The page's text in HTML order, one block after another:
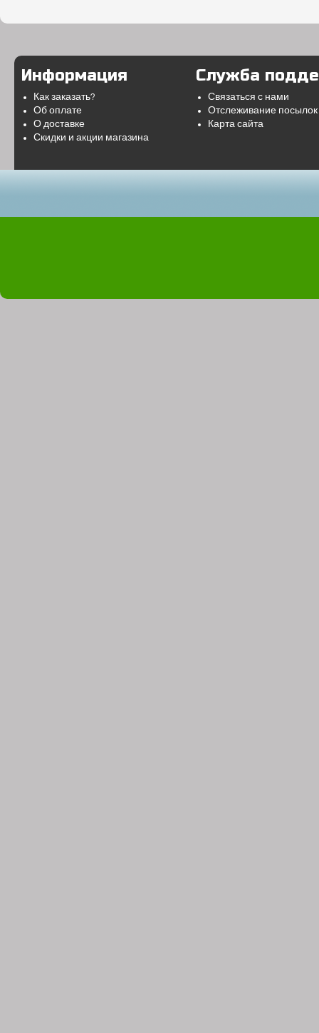
Информация
Как заказать?
Об оплате
О доставке
Скидки и акции магазина
Служба
Связаться с нами
Отслеживание посылок
Карта сайта